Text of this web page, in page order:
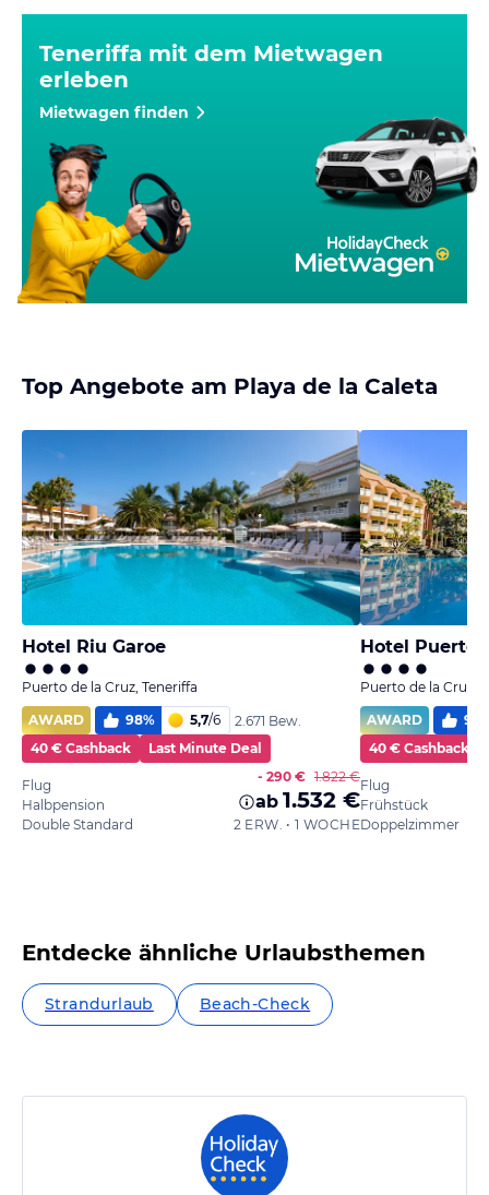
Teneriffa mit dem Mietwagen
erleben
Mietwagen finden
Top Angebote am Playa de la Caleta
Hotel Riu Garoe
Puerto de la Cruz, Teneriffa
AWARD
98% 5,7/6
2.671 Bew.
40 € Cashback
Last Minute Deal
Flug
Halbpension
Double Standard
- 290 € 1.822 €
ab 1.532 €
2 ERW. • 1 WOCHE
Hotel Puerto
Puerto de la Cruz,
AWARD
96
40 € Cashback
Flug
Frühstück
Doppelzimmer
Entdecke ähnliche Urlaubsthemen
Strandurlaub Beach-Check